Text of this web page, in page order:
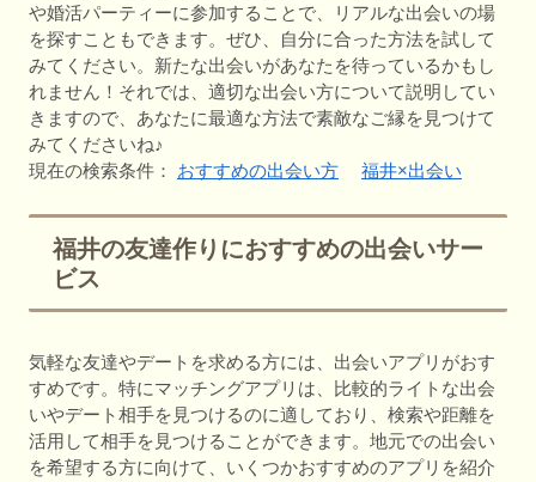
や婚活パーティーに参加することで、リアルな出会いの場
を探すこともできます。ぜひ、自分に合った方法を試して
みてください。新たな出会いがあなたを待っているかもし
れません！それでは、適切な出会い方について説明してい
きますので、あなたに最適な方法で素敵なご縁を見つけて
みてくださいね♪
現在の検索条件： おすすめの出会い方 福井×出会い
福井の友達作りにおすすめの出会いサー
ビス
気軽な友達やデートを求める方には、出会いアプリがおす
すめです。特にマッチングアプリは、比較的ライトな出会
いやデート相手を見つけるのに適しており、検索や距離を
活用して相手を見つけることができます。地元での出会い
を希望する方に向けて、いくつかおすすめのアプリを紹介